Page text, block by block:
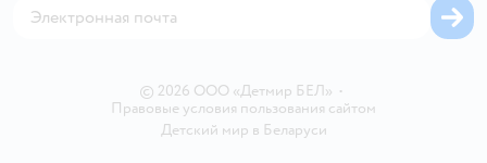
© 2026 ООО «Детмир БЕЛ» •
Правовые условия пользования сайтом
Детский мир в Беларуси